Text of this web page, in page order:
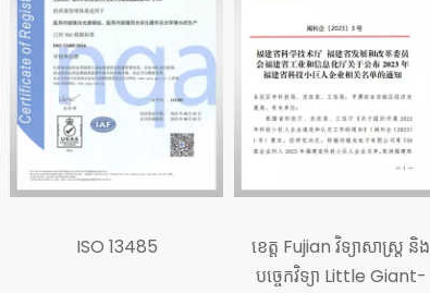
ខេត្ត Fujian វិទ្យាសាស្ត្រ និង
បច្ចេកវិទ្យា Little Giant-